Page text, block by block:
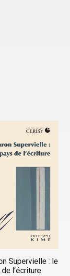
Supervielle : le
l’écriture